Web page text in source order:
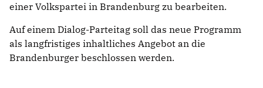
einer Volkspartei in Brandenburg zu bearbeiten.
Auf einem Dialog-Parteitag soll das neue Programm
als langfristiges inhaltliches Angebot an die
Brandenburger beschlossen werden.